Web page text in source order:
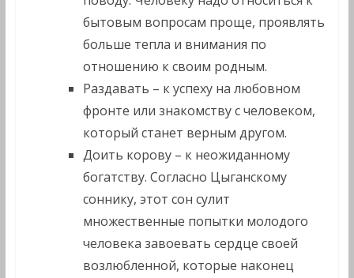
бытовым вопросам проще, проявлять
больше тепла и внимания по
отношению к своим родным.
Раздавать – к успеху на любовном
фронте или знакомству с человеком,
который станет верным другом.
Доить корову – к неожиданному
богатству. Согласно Цыганскому
соннику, этот сон сулит
множественные попытки молодого
человека завоевать сердце своей
возлюбленной, которые наконец